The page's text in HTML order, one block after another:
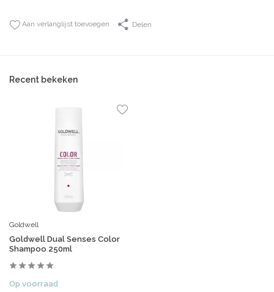
Aan verlanglijst toevoegen Delen
Recent bekeken
Goldwell
Goldwell Dual Senses Color
Shampoo 250ml
Op voorraad